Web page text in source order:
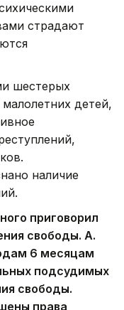
страдают
шестерых
детей,
наличие
приговорил
свободы. А.
6 месяцам
подсудимых
свободы.
права